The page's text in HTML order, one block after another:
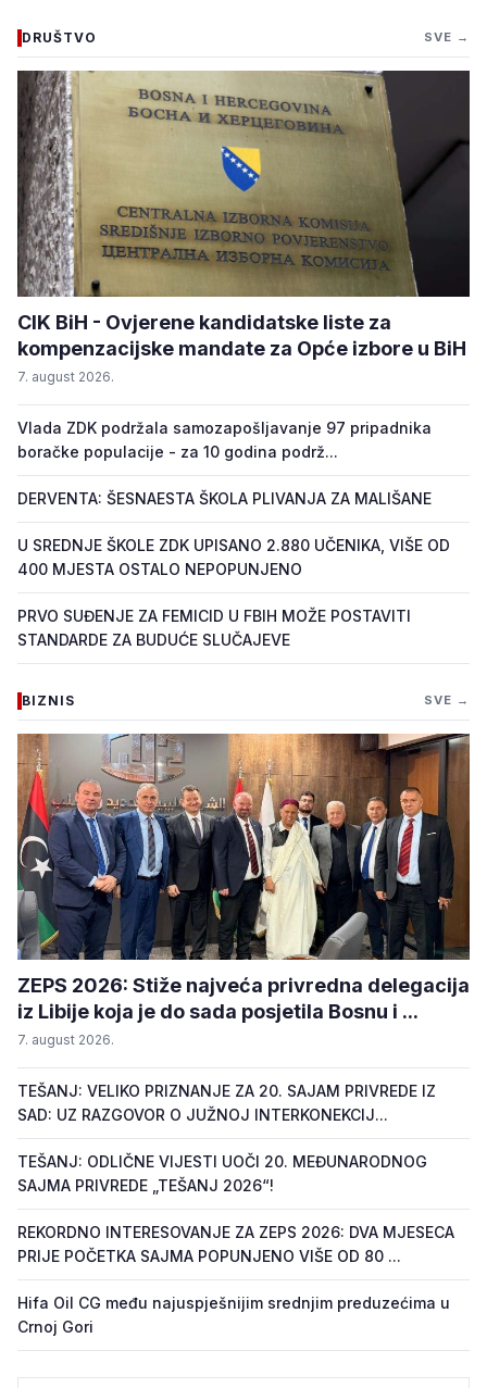
DRUŠTVO SVE →
CIK BiH - Ovjerene kandidatske liste za
kompenzacijske mandate za Opće izbore u BiH
7. august 2026.
Vlada ZDK podržala samozapošljavanje 97 pripadnika
boračke populacije - za 10 godina podrž...
DERVENTA: ŠESNAESTA ŠKOLA PLIVANJA ZA MALIŠANE
U SREDNJE ŠKOLE ZDK UPISANO 2.880 UČENIKA, VIŠE OD
400 MJESTA OSTALO NEPOPUNJENO
PRVO SUĐENJE ZA FEMICID U FBIH MOŽE POSTAVITI
STANDARDE ZA BUDUĆE SLUČAJEVE
BIZNIS SVE →
ZEPS 2026: Stiže najveća privredna delegacija
iz Libije koja je do sada posjetila Bosnu i ...
7. august 2026.
TEŠANJ: VELIKO PRIZNANJE ZA 20. SAJAM PRIVREDE IZ
SAD: UZ RAZGOVOR O JUŽNOJ INTERKONEKCIJ...
TEŠANJ: ODLIČNE VIJESTI UOČI 20. MEĐUNARODNOG
SAJMA PRIVREDE „TEŠANJ 2026“!
REKORDNO INTERESOVANJE ZA ZEPS 2026: DVA MJESECA
PRIJE POČETKA SAJMA POPUNJENO VIŠE OD 80 ...
Hifa Oil CG među najuspješnijim srednjim preduzećima u
Crnoj Gori